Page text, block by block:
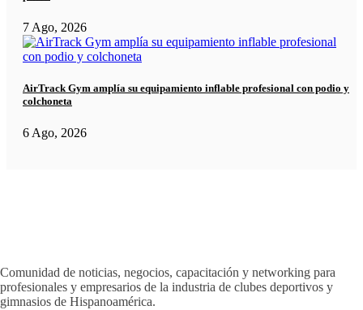
7 Ago, 2026
AirTrack Gym amplía su equipamiento inflable profesional con podio y
colchoneta
6 Ago, 2026
Comunidad de noticias, negocios, capacitación y networking para
profesionales y empresarios de la industria de clubes deportivos y
gimnasios de Hispanoamérica.